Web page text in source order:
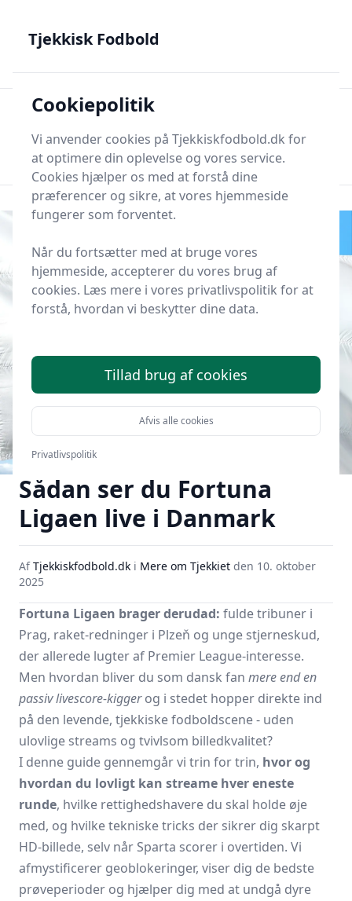
dansk
Søg nu
Sådan ser du Fortuna
Ligaen live i Danmark
AfTjekkiskfodbold.dk i Mere om Tjekkiet den 10. oktober
2025
Fortuna Ligaen brager derudad: fulde tribuner i
Prag, raket-redninger i Plzeň og unge stjerneskud,
der allerede lugter af Premier League-interesse.
Men hvordan bliver du som dansk fan mere end en
passiv livescore-kiggerog i stedet hopper direkte ind
på den levende, tjekkiske fodboldscene - uden
ulovlige streams og tvivlsom billedkvalitet?
I denne guide gennemgår vi trin for trin, hvor og
hvordan du lovligt kan streame hver eneste
runde, hvilke rettighedshavere du skal holde øje
med, og hvilke tekniske tricks der sikrer dig skarpt
HD-billede, selv når Sparta scorer i overtiden. Vi
afmystificerer geoblokeringer, viser dig de bedste
prøveperioder og hjælper dig med at undgå dyre
Tjekkisk Fodbold
Cookiepolitik
Vi anvender cookies på Tjekkiskfodbold.dk for
at optimere din oplevelse og vores service.
Cookies hjælper os med at forstå dine
præferencer og sikre, at vores hjemmeside
fungerer som forventet.
Når du fortsætter med at bruge vores
hjemmeside, accepterer du vores brug af
cookies. Læs mere i vores privatlivspolitik for at
forstå, hvordan vi beskytter dine data.
Tillad brug af cookies
Afvis alle cookies
Privatlivspolitik